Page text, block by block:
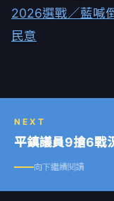
2026選戰／藍喊
民意
NEXT
平鎮議員9搶6戰
向下繼續閱讀